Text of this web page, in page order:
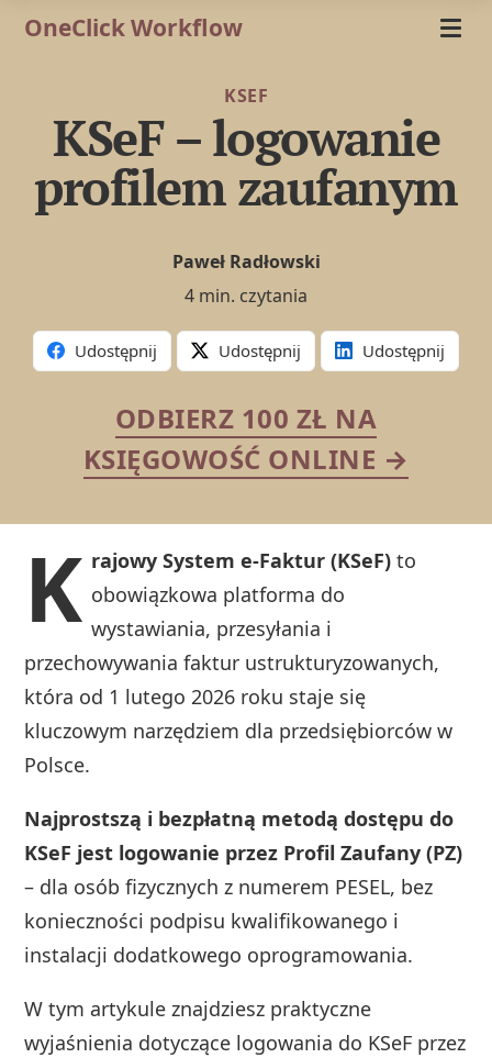
OneClick Workflow
KSEF
KSeF – logowanie
profilem zaufanym
Paweł Radłowski
4 min. czytania
Udostępnij Udostępnij Udostępnij
ODBIERZ 100 ZŁ NA
KSIĘGOWOŚĆ ONLINE →
K rajowy System e-Faktur (KSeF) to
obowiązkowa platforma do
wystawiania, przesyłania i
przechowywania faktur ustrukturyzowanych,
która od 1 lutego 2026 roku staje się
kluczowym narzędziem dla przedsiębiorców w
Polsce.
Najprostszą i bezpłatną metodą dostępu do
KSeF jest logowanie przez Profil Zaufany (PZ)
– dla osób fizycznych z numerem PESEL, bez
konieczności podpisu kwalifikowanego i
instalacji dodatkowego oprogramowania.
W tym artykule znajdziesz praktyczne
wyjaśnienia dotyczące logowania do KSeF przez